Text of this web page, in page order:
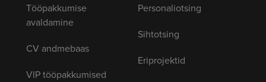
Tööpakkumise
avaldamine
CV andmebaas
VIP tööpakkumised
Personaliotsing
Sihtotsing
Eriprojektid